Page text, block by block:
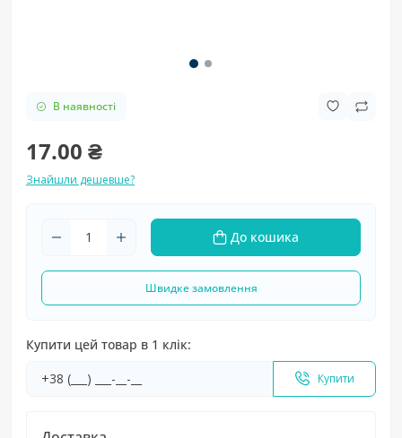
В наявності
17.00 ₴
Знайшли дешевше?
До кошика
Швидке замовлення
Купити цей товар в 1 клік:
Купити